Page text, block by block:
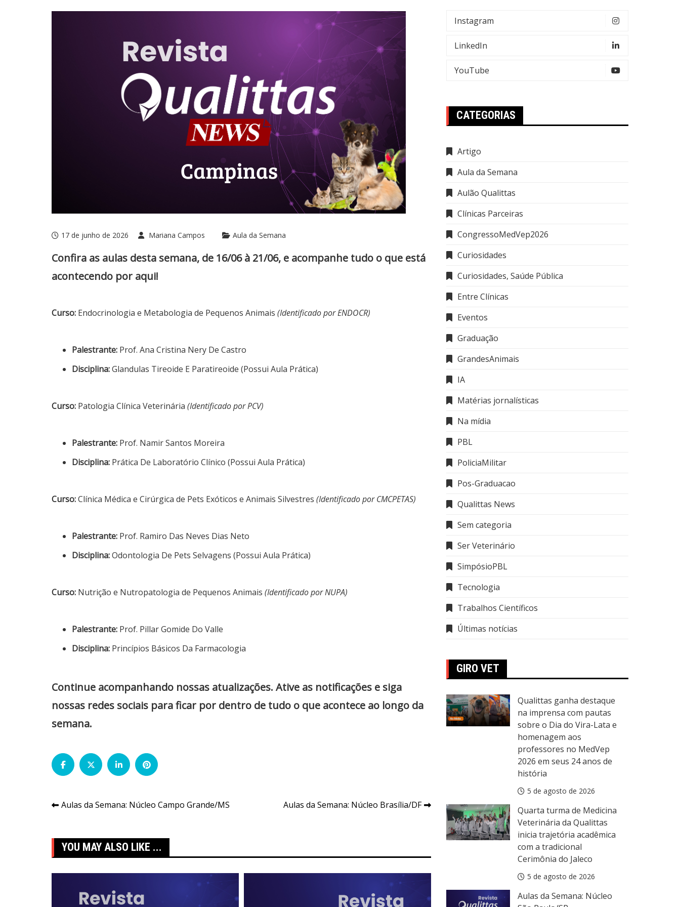
17 de junho de 2026 Mariana Campos Aula da Semana
Confira as aulas desta semana, de 16/06 à 21/06, e acompanhe tudo o que está
acontecendo por aqui!
Curso: Endocrinologia e Metabologia de Pequenos Animais (Identificado por ENDOCR)
Palestrante: Prof. Ana Cristina Nery De Castro
Disciplina:Glandulas Tireoide E Paratireoide (Possui Aula Prática)
Curso: Patologia Clínica Veterinária (Identificado por PCV)
Palestrante: Prof. Namir Santos Moreira
Disciplina: Prática De Laboratório Clínico (Possui Aula Prática)
Curso:Clínica Médica e Cirúrgica de Pets Exóticos e Animais Silvestres (Identificado por CMCPETAS)
Palestrante: Prof. Ramiro Das Neves Dias Neto
Disciplina:Odontologia De Pets Selvagens (Possui Aula Prática)
Curso: Nutrição e Nutropatologia de Pequenos Animais (Identificado por NUPA)
Palestrante: Prof. Pillar Gomide Do Valle
Disciplina: Princípios Básicos Da Farmacologia
Continue acompanhando nossas atualizações. Ative as notificações e siga
nossas redes sociais para ficar por dentro de tudo o que acontece ao longo da
semana.
Navegação
Post
Aulas da Semana: Núcleo Campo Grande/MS Aulas da Semana: Núcleo Brasília/DF
YOU MAY ALSO LIKE ...
Instagram
LinkedIn
YouTube
CATEGORIAS
Artigo
Aula da Semana
Aulão Qualittas
Clínicas Parceiras
CongressoMedVep2026
Curiosidades
Curiosidades, Saúde Pública
Entre Clínicas
Eventos
Graduação
GrandesAnimais
IA
Matérias jornalísticas
Na mídia
PBL
PoliciaMilitar
Pos-Graduacao
Qualittas News
Sem categoria
Ser Veterinário
SimpósioPBL
Tecnologia
Trabalhos Científicos
Últimas notícias
GIRO VET
Qualittas ganha destaque
na imprensa com pautas
sobre o Dia do Vira-Lata e
homenagem aos
professores no MedVep
2026 em seus 24 anos de
história
5 de agosto de 2026
Quarta turma de Medicina
Veterinária da Qualittas
inicia trajetória acadêmica
com a tradicional
Cerimônia do Jaleco
5 de agosto de 2026
Aulas da Semana: Núcleo